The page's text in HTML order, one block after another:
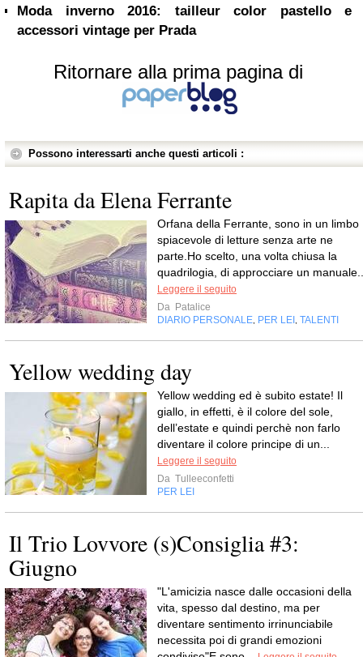
Moda inverno 2016: tailleur color pastello e
accessori vintage per Prada
Ritornare alla prima pagina di
Possono interessarti anche questi articoli :
Rapita da Elena Ferrante
Orfana della Ferrante, sono in un limbo
spiacevole di letture senza arte ne
parte.Ho scelto, una volta chiusa la
quadrilogia, di approcciare un
Leggere il seguito
Da Patalice
DIARIO PERSONALE PER LEI TALENTI
Yellow wedding day
Yellow wedding ed è subito estate! Il
giallo, in effetti, è il colore del sole,
dell’estate e quindi perchè non farlo
diventare il colore principe di un...
Leggere il seguito
Da Tulleeconfetti
PER LEI
Il Trio Lovvore (s)Consiglia #3:
Giugno
"L'amicizia nasce dalle occasioni della
vita, spesso dal destino, ma per
diventare sentimento irrinunciabile
necessita poi di grandi emozioni